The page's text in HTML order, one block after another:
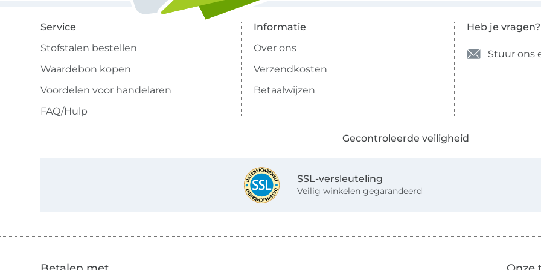
Service
Stofstalen bestellen
Waardebon kopen
Voordelen voor handelaren
FAQ/Hulp
Informatie
Over ons
Verzendkosten
Betaalwijzen
Heb je vragen?
Stuur ons
Gecontroleerde veiligheid
SSL-versleuteling
Veilig winkelen gegarandeerd